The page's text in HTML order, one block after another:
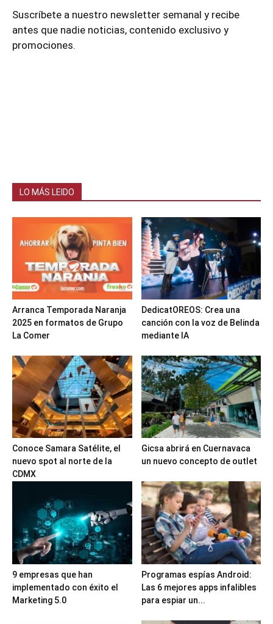
Suscríbete a nuestro newsletter semanal y recibe
antes que nadie noticias, contenido exclusivo y
promociones.
LO MÁS LEIDO
Arranca Temporada Naranja
2025 en formatos de Grupo
La Comer
DedicatOREOS: Crea una
canción con la voz de Belinda
mediante IA
Conoce Samara Satélite, el
nuevo spot al norte de la
CDMX
Gicsa abrirá en Cuernavaca
un nuevo concepto de outlet
9 empresas que han
implementado con éxito el
Marketing 5.0
Programas espías Android:
Las 6 mejores apps infalibles
para espiar un...